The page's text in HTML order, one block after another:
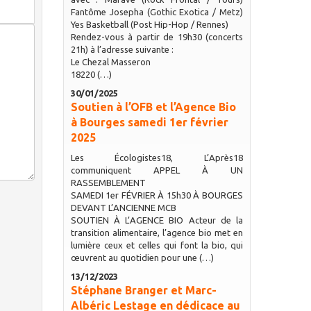
Fantôme Josepha (Gothic Exotica / Metz)
Yes Basketball (Post Hip-Hop / Rennes)
Rendez-vous à partir de 19h30 (concerts
21h) à l’adresse suivante :
Le Chezal Masseron
18220 (…)
30/01/2025
Soutien à l’OFB et l’Agence Bio
à Bourges samedi 1er février
2025
Les Écologistes18, L’Après18
communiquent APPEL À UN
RASSEMBLEMENT
SAMEDI 1er FÉVRIER À 15h30 À BOURGES
DEVANT L’ANCIENNE MCB
SOUTIEN À L’AGENCE BIO Acteur de la
transition alimentaire, l’agence bio met en
lumière ceux et celles qui font la bio, qui
œuvrent au quotidien pour une (…)
13/12/2023
Stéphane Branger et Marc-
Albéric Lestage en dédicace au